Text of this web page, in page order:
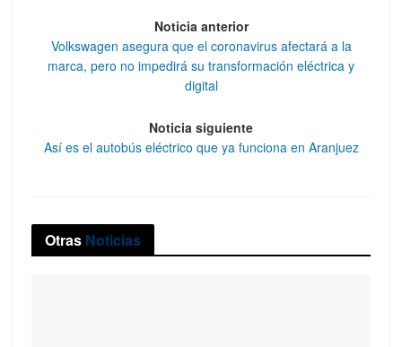
Noticia anterior
Volkswagen asegura que el coronavirus afectará a la
marca, pero no impedirá su transformación eléctrica y
digital
Noticia siguiente
Así es el autobús eléctrico que ya funciona en Aranjuez
Otras Noticias